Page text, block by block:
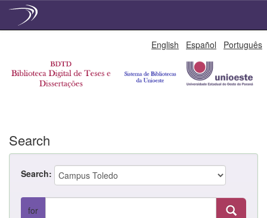
English Español Português
Search
Search:
for